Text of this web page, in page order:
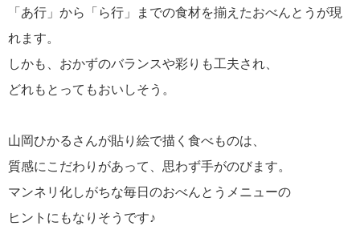
「あ行」から「ら行」までの食材を揃えたおべんとうが現
れます。
しかも、おかずのバランスや彩りも工夫され、
どれもとってもおいしそう。
山岡ひかるさんが貼り絵で描く食べものは、
質感にこだわりがあって、思わず手がのびます。
マンネリ化しがちな毎日のおべんとうメニューの
ヒントにもなりそうです♪